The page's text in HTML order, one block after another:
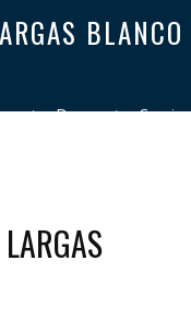
BLANCO
> Dama >
Camisa